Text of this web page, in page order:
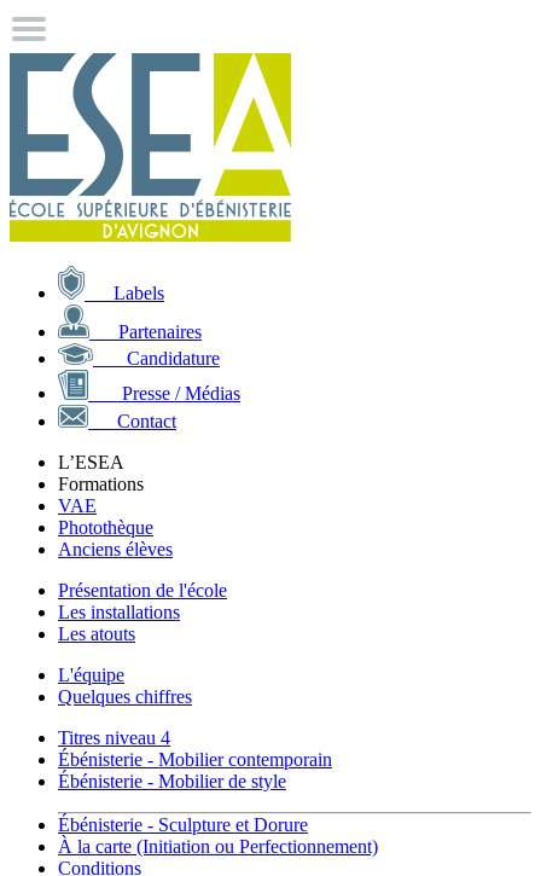
Labels
Partenaires
Candidature
Presse / Médias
Contact
L’ESEA
Formations
VAE
Photothèque
Anciens élèves
Présentation de l'école
Les installations
Les atouts
L'équipe
Quelques chiffres
Titres niveau 4
Ébénisterie - Mobilier contemporain
Ébénisterie - Mobilier de style
Ébénisterie - Sculpture et Dorure
À la carte (Initiation ou Perfectionnement)
Conditions